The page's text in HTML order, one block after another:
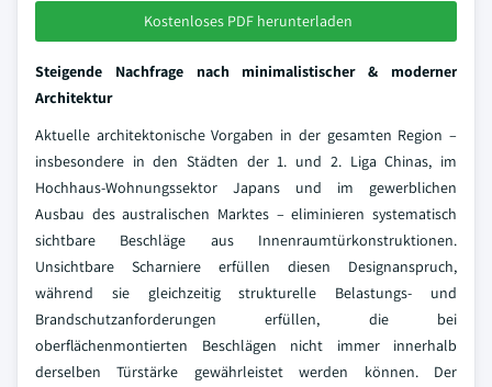
Kostenloses PDF herunterladen
Steigende Nachfrage nach minimalistischer & moderner
Architektur
Aktuelle architektonische Vorgaben in der gesamten Region –
insbesondere in den Städten der 1. und 2. Liga Chinas, im
Hochhaus-Wohnungssektor Japans und im gewerblichen
Ausbau des australischen Marktes – eliminieren systematisch
sichtbare Beschläge aus Innenraumtürkonstruktionen.
Unsichtbare Scharniere erfüllen diesen Designanspruch,
während sie gleichzeitig strukturelle Belastungs- und
Brandschutzanforderungen erfüllen, die bei
oberflächenmontierten Beschlägen nicht immer innerhalb
derselben Türstärke gewährleistet werden können. Der